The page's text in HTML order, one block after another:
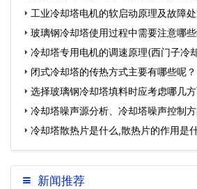
细介绍)…
工业冷却塔电机的软启动原理及故障
号)…
玻璃钢冷却塔使用过程中需要注意哪
号规格…
冷却塔专用电机的调速原理(西门子冷
闭式冷却塔的传热方式主要有哪些呢
… 选择玻璃钢冷却塔填料时应考虑哪几
装施工方案…
冷却塔噪声源分析、冷却塔噪声控制
程…冷却塔散热片是什么,散热片的作用是
新闻推荐